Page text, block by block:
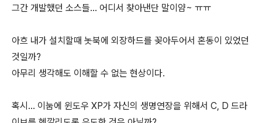
그간 개발했던 소스들... 어디서 찾아낸단 말이얌~ ㅠㅠ
아흐 내가 설치할때 놋북에 외장하드를 꽂아두어서 혼동이 있었던
것일까?
아무리 생각해도 이해할 수 없는 현상이다.
혹시... 이눔에 윈도우 XP가 자신의 생명연장을 위해서 C, D 드라